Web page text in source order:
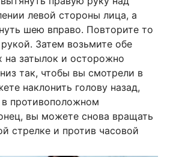
левой стороны лица, а
шею вправо. Повторите то
Затем возьмите обе
на затылок и осторожно
так, чтобы вы смотрели в
наклонить голову назад,
в противоположном
вы можете снова вращать
стрелке и против часовой